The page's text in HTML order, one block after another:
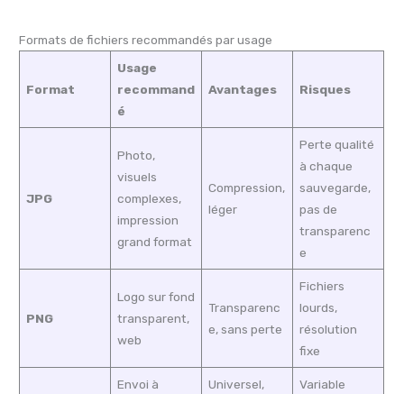
Formats de fichiers recommandés par usage
Format
Usage
recommand
é
Avantages Risques
JPG
Photo,
visuels
complexes,
impression
grand format
Compression,
léger
Perte qualité
à chaque
sauvegarde,
pas de
transparenc
e
PNG
Logo sur fond
transparent,
web
Transparenc
e, sans perte
Fichiers
lourds,
résolution
fixe
Envoi à Universel, Variable